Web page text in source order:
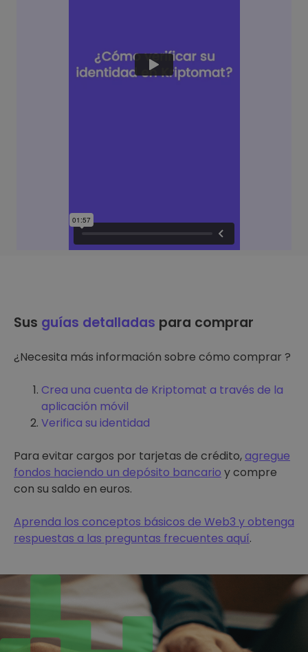
Sus guías detalladas para comprar
¿Necesita más información sobre cómo comprar ?
Crea una cuenta de Kriptomat a través de la
aplicación móvil
Verifica su identidad
Para evitar cargos por tarjetas de crédito,agregue
fondos haciendo un depósito bancario y compre
con su saldo en euros.
Aprenda los conceptos básicos de Web3 y obtenga
respuestas a las preguntas frecuentes aquí.